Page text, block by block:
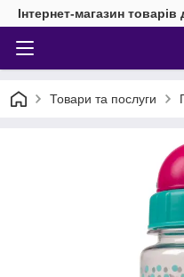
Інтернет-магазин
Товари та послуги